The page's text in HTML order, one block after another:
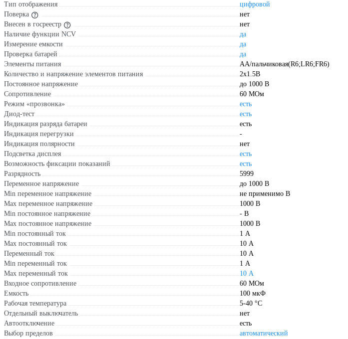
Тип отображения
цифровой
Поверка
нет
Внесен в госреестр
нет
Наличие функции NCV
да
Измерение емкости
да
Проверка батарей
да
Элементы питания
AA/пальчиковая(R6;LR6;FR6)
Количество и напряжение элементов питания
2х1.5B
Постоянное напряжение
до 1000 В
Сопротивление
60 МОм
Режим «прозвонка»
есть
Диод-тест
есть
Индикация разряда батареи
есть
Индикация перегрузки
-
Индикация полярности
нет
Подсветка дисплея
есть
Возможность фиксации показаний
есть
Разрядность
5999
Переменное напряжение
до 1000 В
Min переменное напряжение
не применимо В
Max переменное напряжение
1000 В
Min постоянное напряжение
- В
Max постоянное напряжение
1000 В
Min постоянный ток
1 А
Max постоянный ток
10 А
Переменный ток
10 А
Min переменный ток
1 А
Max переменный ток
10 А
Входное сопротивление
60 МОм
Емкость
100 мкФ
Рабочая температура
5-40 °С
Отдельный выключатель
нет
Автоотключение
есть
Выбор пределов
автоматический